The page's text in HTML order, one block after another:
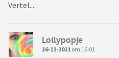
Vertel...
Lollypopje
16-11-2021 om 16:01